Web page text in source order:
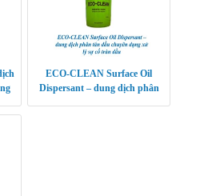
ECO-CLEAN Surface Oil
Dispersant – dung dịch phân